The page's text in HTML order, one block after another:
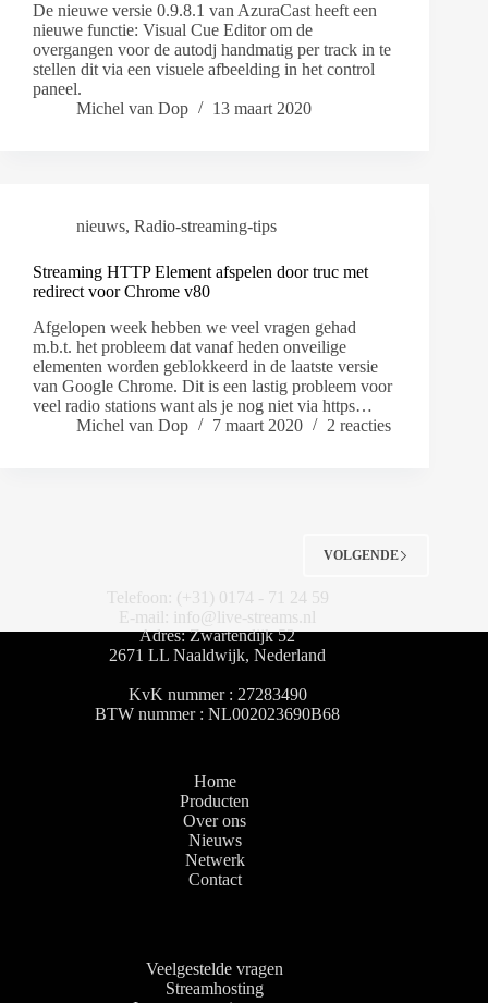
De nieuwe versie 0.9.8.1 van AzuraCast heeft een
nieuwe functie: Visual Cue Editor om de
overgangen voor de autodj handmatig per track in te
stellen dit via een visuele afbeelding in het control
paneel.
Michel van Dop
13 maart 2020
nieuws, Radio-streaming-tips
Streaming HTTP Element afspelen door truc met
redirect voor Chrome v80
Afgelopen week hebben we veel vragen gehad
m.b.t. het probleem dat vanaf heden onveilige
elementen worden geblokkeerd in de laatste versie
van Google Chrome. Dit is een lastig probleem voor
veel radio stations want als je nog niet via https…
Michel van Dop
7 maart 2020 2 reacties
VOLGENDE
Telefoon: (+31) 0174 - 71 24 59
E-mail: info@live-streams.nl
Adres: Zwartendijk 52
2671 LL Naaldwijk, Nederland
KvK nummer : 27283490
BTW nummer : NL002023690B68
Home
Producten
Over ons
Nieuws
Netwerk
Contact
Veelgestelde vragen
Streamhosting